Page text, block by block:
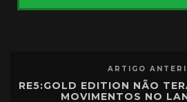
ARTIGO
RE5:GOLD EDITION NÃO
MOVIMENTOS NO